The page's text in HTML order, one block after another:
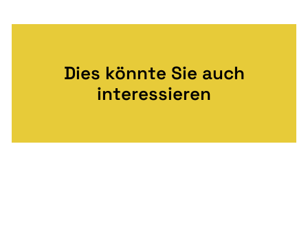
Dies könnte Sie auch
interessieren